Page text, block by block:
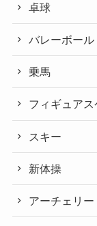
卓球
バレーボール
乗馬
フィギュアス
スキー
新体操
アーチェリー